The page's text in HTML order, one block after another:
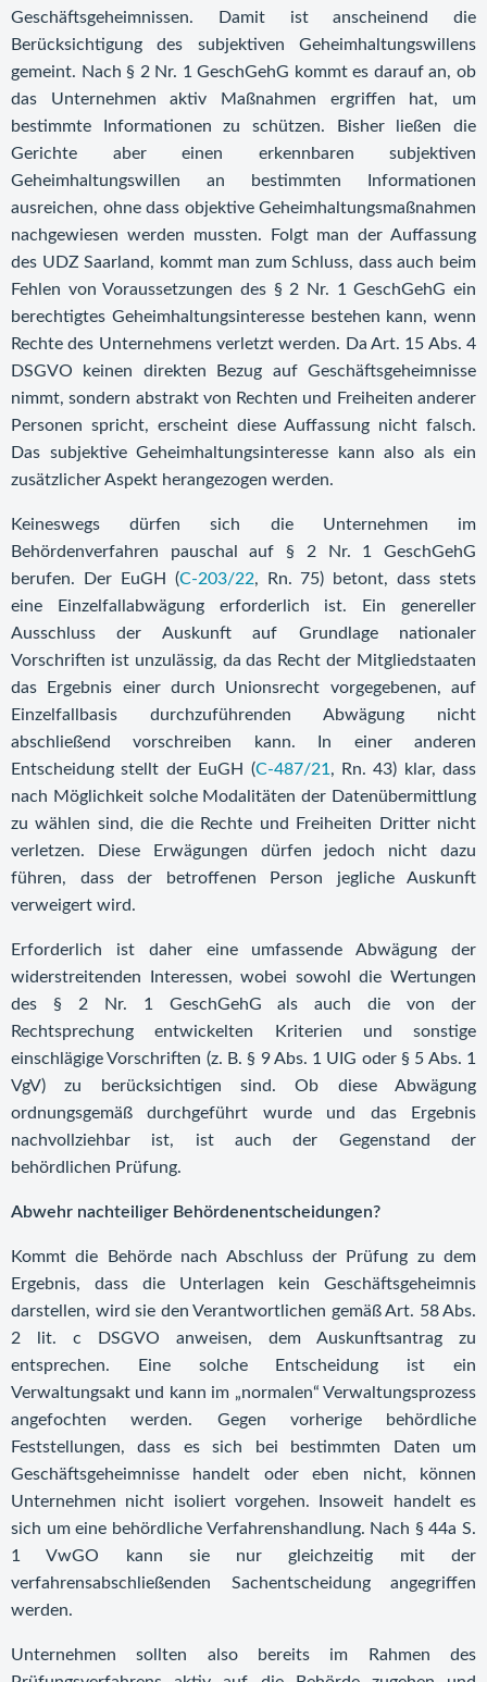
Geschäftsgeheimnissen. Damit ist anscheinend die
Berücksichtigung des subjektiven Geheimhaltungswillens
gemeint. Nach § 2 Nr. 1 GeschGehG kommt es darauf an, ob
das Unternehmen aktiv Maßnahmen ergriffen hat, um
bestimmte Informationen zu schützen. Bisher ließen die
Gerichte aber einen erkennbaren subjektiven
Geheimhaltungswillen an bestimmten Informationen
ausreichen, ohne dass objektive Geheimhaltungsmaßnahmen
nachgewiesen werden mussten. Folgt man der Auffassung
des UDZ Saarland, kommt man zum Schluss, dass auch beim
Fehlen von Voraussetzungen des § 2 Nr. 1 GeschGehG ein
berechtigtes Geheimhaltungsinteresse bestehen kann, wenn
Rechte des Unternehmens verletzt werden. Da Art. 15 Abs. 4
DSGVO keinen direkten Bezug auf Geschäftsgeheimnisse
nimmt, sondern abstrakt von Rechten und Freiheiten anderer
Personen spricht, erscheint diese Auffassung nicht falsch.
Das subjektive Geheimhaltungsinteresse kann also als ein
zusätzlicher Aspekt herangezogen werden.
Keineswegs dürfen sich die Unternehmen im
Behördenverfahren pauschal auf § 2 Nr. 1 GeschGehG
berufen. Der EuGH (C-203/22, Rn. 75) betont, dass stets
eine Einzelfallabwägung erforderlich ist. Ein genereller
Ausschluss der Auskunft auf Grundlage nationaler
Vorschriften ist unzulässig, da das Recht der Mitgliedstaaten
das Ergebnis einer durch Unionsrecht vorgegebenen, auf
Einzelfallbasis durchzuführenden Abwägung nicht
abschließend vorschreiben kann. In einer anderen
Entscheidung stellt der EuGH (C-487/21 , Rn. 43) klar, dass
nach Möglichkeit solche Modalitäten der Datenübermittlung
zu wählen sind, die die Rechte und Freiheiten Dritter nicht
verletzen. Diese Erwägungen dürfen jedoch nicht dazu
führen, dass der betroffenen Person jegliche Auskunft
verweigert wird.
Erforderlich ist daher eine umfassende Abwägung der
widerstreitenden Interessen, wobei sowohl die Wertungen
des § 2 Nr. 1 GeschGehG als auch die von der
Rechtsprechung entwickelten Kriterien und sonstige
einschlägige Vorschriften (z. B. § 9 Abs. 1 UIG oder § 5 Abs. 1
VgV) zu berücksichtigen sind. Ob diese Abwägung
ordnungsgemäß durchgeführt wurde und das Ergebnis
nachvollziehbar ist, ist auch der Gegenstand der
behördlichen Prüfung.
Abwehr nachteiliger Behördenentscheidungen?
Kommt die Behörde nach Abschluss der Prüfung zu dem
Ergebnis, dass die Unterlagen kein Geschäftsgeheimnis
darstellen, wird sie den Verantwortlichen gemäß Art. 58 Abs.
2 lit. c DSGVO anweisen, dem Auskunftsantrag zu
entsprechen. Eine solche Entscheidung ist ein
Verwaltungsakt und kann im „normalen“ Verwaltungsprozess
angefochten werden. Gegen vorherige behördliche
Feststellungen, dass es sich bei bestimmten Daten um
Geschäftsgeheimnisse handelt oder eben nicht, können
Unternehmen nicht isoliert vorgehen. Insoweit handelt es
sich um eine behördliche Verfahrenshandlung. Nach § 44a S.
1 VwGO kann sie nur gleichzeitig mit der
verfahrensabschließenden Sachentscheidung angegriffen
werden.
Unternehmen sollten also bereits im Rahmen des